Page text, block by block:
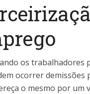
os trabalhadores
ocorrer
o mesmo por um